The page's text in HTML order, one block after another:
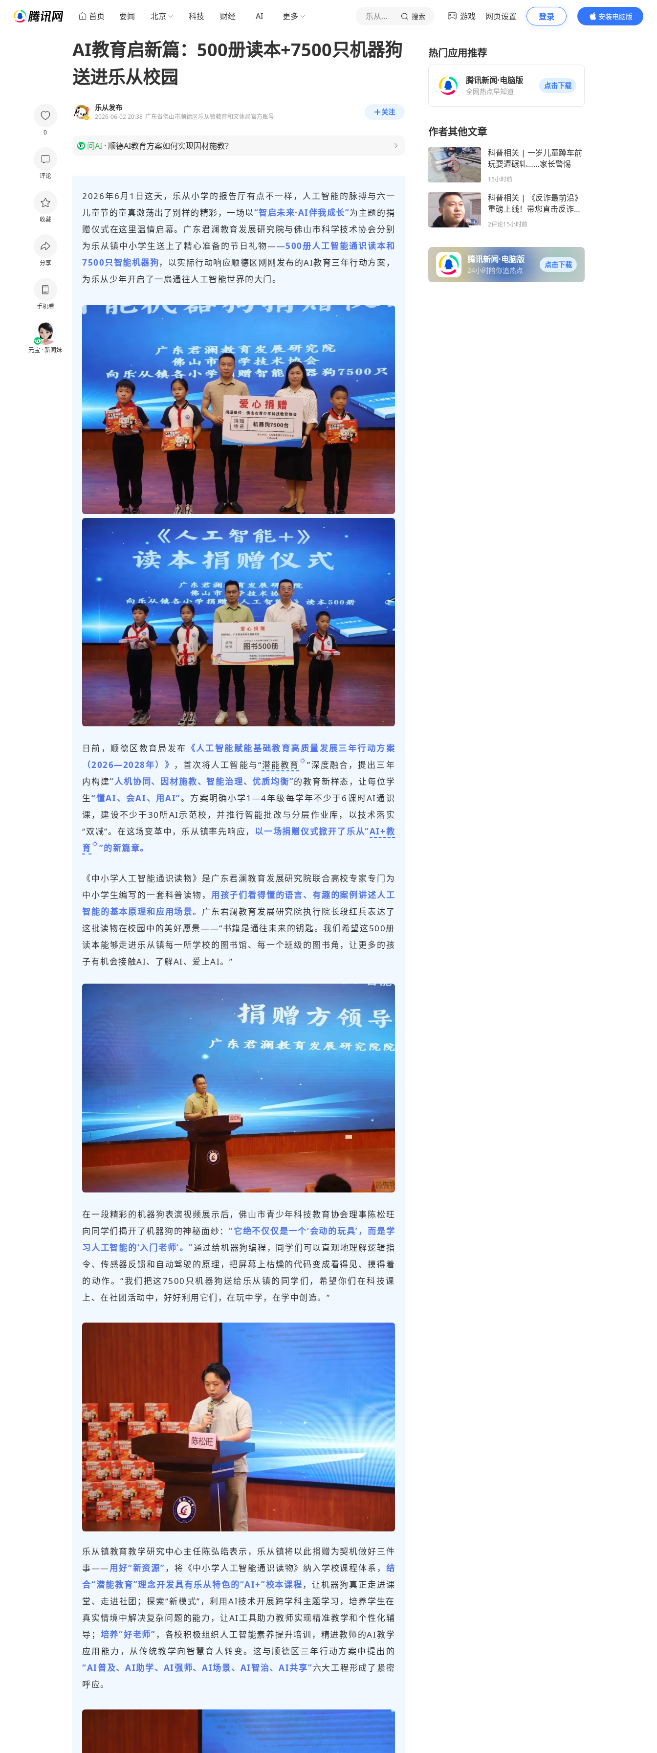
首页 要闻 北京 科技 财经 AI 更多 乐从发布 搜索 游戏 网页设置 登录
安装电脑版
内容更精彩
0
评论
收藏
分享
手机看
元宝 · 新闻妹
AI教育启新篇：500册读本+7500只机器狗
送进乐从校园
乐从发布
2026-06-02 20:38 广东省佛山市顺德区乐从镇教育和文体局官方账号
关注
问AI · 顺德AI教育方案如何实现因材施教？
2026年6月1日这天，乐从小学的报告厅有点不一样，人工智能的脉搏与六一
儿童节的童真激荡出了别样的精彩，一场以“智启未来·AI伴我成长”为主题的捐
赠仪式在这里温情启幕。广东君澜教育发展研究院与佛山市科学技术协会分别
为乐从镇中小学生送上了精心准备的节日礼物——500册人工智能通识读本和
7500只智能机器狗，以实际行动响应顺德区刚刚发布的AI教育三年行动方案，
为乐从少年开启了一扇通往人工智能世界的大门。
日前，顺德区教育局发布 《人工智能赋能基础教育高质量发展三年行动方案
（2026—2028年）》 ，首次将人工智能与“潜能教育
”深度融合，提出三年
内构建“人机协同、因材施教、智能治理、优质均衡”的教育新样态，让每位学
生“懂AI、会AI、用AI”。方案明确小学1—4年级每学年不少于6课时AI通识
课，建设不少于30所AI示范校，并推行智能批改与分层作业库，以技术落实
“双减”。在这场变革中，乐从镇率先响应， 以一场捐赠仪式掀开了乐从“AI+教
育
”的新篇章。
《中小学人工智能通识读物》是广东君澜教育发展研究院联合高校专家专门为
中小学生编写的一套科普读物， 用孩子们看得懂的语言、有趣的案例讲述人工
智能的基本原理和应用场景。广东君澜教育发展研究院执行院长段红兵表达了
这批读物在校园中的美好愿景——“书籍是通往未来的钥匙。我们希望这500册
读本能够走进乐从镇每一所学校的图书馆、每一个班级的图书角，让更多的孩
子有机会接触AI、了解AI、爱上AI。”
在一段精彩的机器狗表演视频展示后，佛山市青少年科技教育协会理事陈松旺
向同学们揭开了机器狗的神秘面纱：“它绝不仅仅是一个‘会动的玩具’，而是学
习人工智能的‘入门老师’。”通过给机器狗编程，同学们可以直观地理解逻辑指
令、传感器反馈和自动驾驶的原理，把屏幕上枯燥的代码变成看得见、摸得着
的动作。“我们把这7500只机器狗送给乐从镇的同学们，希望你们在科技课
上、在社团活动中，好好利用它们，在玩中学，在学中创造。”
乐从镇教育教学研究中心主任陈弘皓表示，乐从镇将以此捐赠为契机做好三件
事——用好“新资源” ，将《中小学人工智能通识读物》纳入学校课程体系， 结
合“潜能教育”理念开发具有乐从特色的“AI+”校本课程 ，让机器狗真正走进课
堂、走进社团；探索“新模式”，利用AI技术开展跨学科主题学习，培养学生在
真实情境中解决复杂问题的能力，让AI工具助力教师实现精准教学和个性化辅
导； 培养“好老师” ，各校积极组织人工智能素养提升培训，精进教师的AI教学
应用能力，从传统教学向智慧育人转变。这与顺德区三年行动方案中提出的
“AI普及、AI助学、AI强师、AI场景、AI智治、AI共享”六大工程形成了紧密
呼应。
热门应用推荐
腾讯新闻·电脑版
全网热点早知道
点击下载
作者其他文章
科普相关 | 一岁儿童蹲车前
玩耍遭碾轧……家长警惕
15小时前
科普相关 | 《反诈最前沿》
重磅上线！带您直击反诈一
线，拆穿最新电诈骗局！
2评论15小时前
腾讯新闻·电脑版
24小时陪你追热点
点击下载